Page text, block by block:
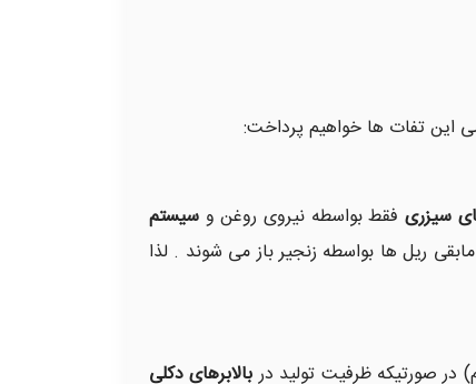
این تفات ها خواهیم پرداخت:
سیزریفقط بواسطه نیروی روغن و سیستم
ریل ها بواسطه زنجیر باز می شوند . لذا
بالابرهای دکلی